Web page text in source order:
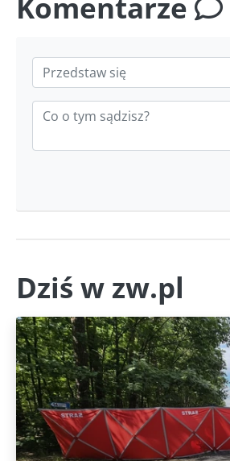
Komentarze
Dziś w zw.pl